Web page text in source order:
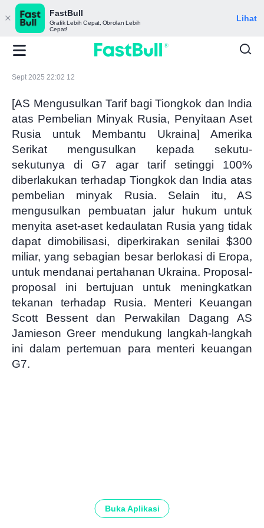
FastBull
Grafik Lebih Cepat, Obrolan Lebih
Cepat!
Lihat
Sept 2025 22:02 12
[AS Mengusulkan Tarif bagi Tiongkok dan India
atas Pembelian Minyak Rusia, Penyitaan Aset
Rusia untuk Membantu Ukraina] Amerika
Serikat mengusulkan kepada sekutu-
sekutunya di G7 agar tarif setinggi 100%
diberlakukan terhadap Tiongkok dan India atas
pembelian minyak Rusia. Selain itu, AS
mengusulkan pembuatan jalur hukum untuk
menyita aset-aset kedaulatan Rusia yang tidak
dapat dimobilisasi, diperkirakan senilai $300
miliar, yang sebagian besar berlokasi di Eropa,
untuk mendanai pertahanan Ukraina. Proposal-
proposal ini bertujuan untuk meningkatkan
tekanan terhadap Rusia. Menteri Keuangan
Scott Bessent dan Perwakilan Dagang AS
Jamieson Greer mendukung langkah-langkah
ini dalam pertemuan para menteri keuangan
G7.
Buka Aplikasi